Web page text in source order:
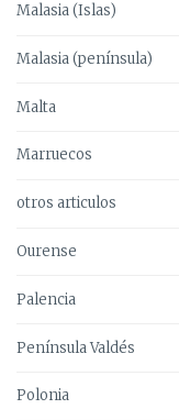
Malasia (Islas)
Malasia (península)
Malta
Marruecos
otros articulos
Ourense
Palencia
Península Valdés
Polonia